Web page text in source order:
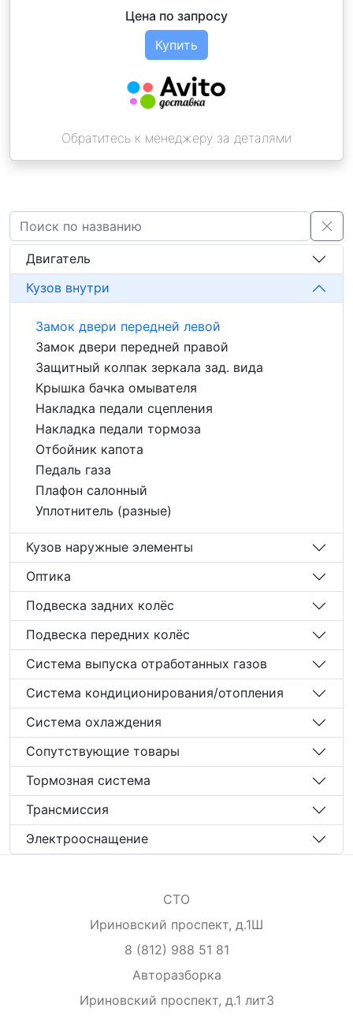
Цена по запросу
Купить
Обратитесь к менеджеру за деталями
Двигатель
Кузов внутри
Замок двери передней левой
Замок двери передней правой
Защитный колпак зеркала зад. вида
Крышка бачка омывателя
Накладка педали сцепления
Накладка педали тормоза
Отбойник капота
Педаль газа
Плафон салонный
Уплотнитель (разные)
Кузов наружные элементы
Оптика
Подвеска задних колёс
Подвеска передних колёс
Система выпуска отработанных газов
Система кондиционирования/отопления
Система охлаждения
Сопутствующие товары
Тормозная система
Трансмиссия
Электрооснащение
СТО
Ириновский проспект, д.1Ш
8 (812) 988 51 81
Авторазборка
Ириновский проспект, д.1 лит3